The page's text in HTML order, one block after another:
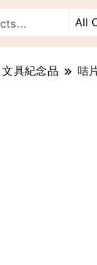
文具紀念品 咭